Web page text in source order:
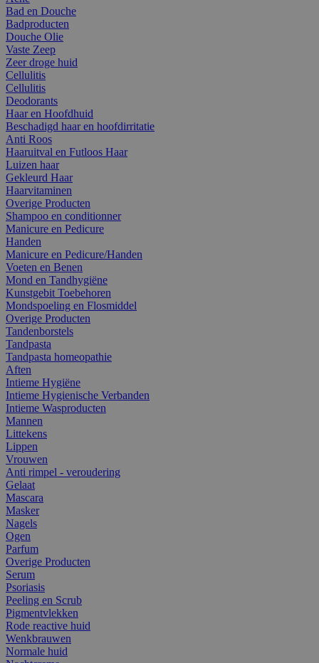
Bad en Douche
Badproducten
Douche Olie
Vaste Zeep
Zeer droge huid
Cellulitis
Cellulitis
Deodorants
Haar en Hoofdhuid
Beschadigd haar en hoofdirritatie
Anti Roos
Haaruitval en Futloos Haar
Luizen haar
Gekleurd Haar
Haarvitaminen
Overige Producten
Shampoo en conditionner
Manicure en Pedicure
Handen
Manicure en Pedicure/Handen
Voeten en Benen
Mond en Tandhygiëne
Kunstgebit Toebehoren
Mondspoeling en Flosmiddel
Overige Producten
Tandenborstels
Tandpasta
Tandpasta homeopathie
Aften
Intieme Hygiëne
Intieme Hygienische Verbanden
Intieme Wasproducten
Mannen
Littekens
Lippen
Vrouwen
Anti rimpel - veroudering
Gelaat
Mascara
Masker
Nagels
Ogen
Parfum
Overige Producten
Serum
Psoriasis
Peeling en Scrub
Pigmentvlekken
Rode reactive huid
Wenkbrauwen
Normale huid